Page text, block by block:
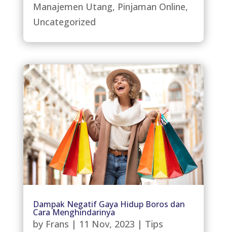
Manajemen Utang, Pinjaman Online,
Uncategorized
Dampak Negatif Gaya Hidup Boros dan
Cara Menghindarinya
by Frans | 11 Nov, 2023 | Tips